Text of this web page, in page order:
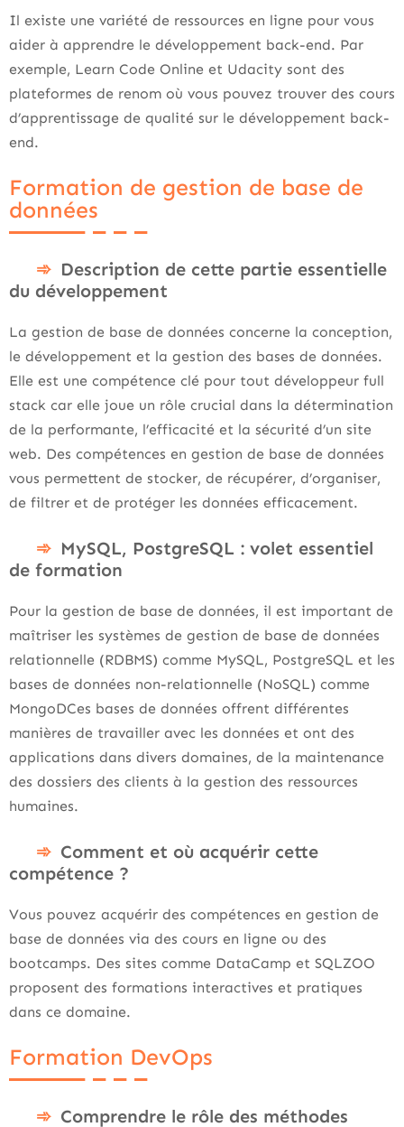
Il existe une variété de ressources en ligne pour vous
aider à apprendre le développement back-end. Par
exemple, Learn Code Online et Udacity sont des
plateformes de renom où vous pouvez trouver des cours
d’apprentissage de qualité sur le développement back-
end.
Formation de gestion de base de
données
Description de cette partie essentielle
du développement
La gestion de base de données concerne la conception,
le développement et la gestion des bases de données.
Elle est une compétence clé pour tout développeur full
stack car elle joue un rôle crucial dans la détermination
de la performante, l’efficacité et la sécurité d’un site
web. Des compétences en gestion de base de données
vous permettent de stocker, de récupérer, d’organiser,
de filtrer et de protéger les données efficacement.
MySQL, PostgreSQL : volet essentiel
de formation
Pour la gestion de base de données, il est important de
maîtriser les systèmes de gestion de base de données
relationnelle (RDBMS) comme MySQL, PostgreSQL et les
bases de données non-relationnelle (NoSQL) comme
MongoDCes bases de données offrent différentes
manières de travailler avec les données et ont des
applications dans divers domaines, de la maintenance
des dossiers des clients à la gestion des ressources
humaines.
Comment et où acquérir cette
compétence ?
Vous pouvez acquérir des compétences en gestion de
base de données via des cours en ligne ou des
bootcamps. Des sites comme DataCamp et SQLZOO
proposent des formations interactives et pratiques
dans ce domaine.
Formation DevOps
Comprendre le rôle des méthodes